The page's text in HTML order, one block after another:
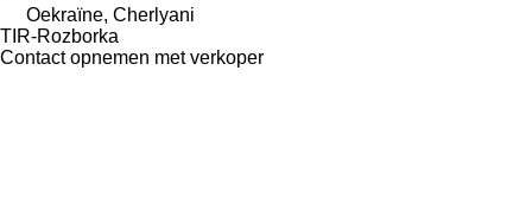
Oekraïne, Cherlyani
TIR-Rozborka
Contact opnemen met verkoper